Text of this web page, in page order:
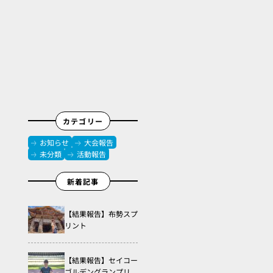
カテゴリー
お知らせ
大会報告
未分類
活動報告
新着記事
【結果報告】布勢スプ
リント
【結果報告】セイコー